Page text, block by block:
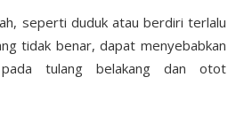
seperti duduk atau berdiri terlalu
tidak benar, dapat menyebabkan
pada tulang belakang dan otot